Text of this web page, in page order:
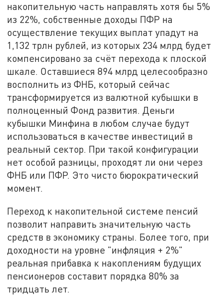
накопительную часть направлять хотя бы 5%
из 22%, собственные доходы ПФР на
осуществление текущих выплат упадут на
1,132 трлн рублей, из которых 234 млрд будет
компенсировано за счёт перехода к плоской
шкале. Оставшиеся 894 млрд целесообразно
восполнить из ФНБ, который сейчас
трансформируется из валютной кубышки в
полноценный Фонд развития. Деньги
кубышки Минфина в любом случае будут
использоваться в качестве инвестиций в
реальный сектор. При такой конфигурации
нет особой разницы, проходят ли они через
ФНБ или ПФР. Это чисто бюрократический
момент.
Переход к накопительной системе пенсий
позволит направить значительную часть
средств в экономику страны. Более того, при
доходности на уровне "инфляция + 2%"
реальная прибавка к накоплениям будущих
пенсионеров составит порядка 80% за
тридцать лет.